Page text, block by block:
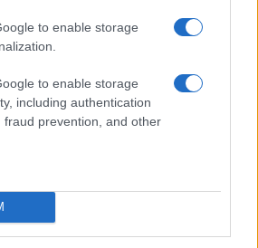
to enable storage
to enable storage
including authentication
fraud prevention, and other
repertoárján szerepel. A Pesti